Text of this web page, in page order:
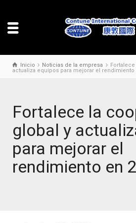
Inicio Noticias de la empresa
actualiza equipos para mejorar el rendimiento
Fortalece la
global y
para mejorar el
rendimiento en